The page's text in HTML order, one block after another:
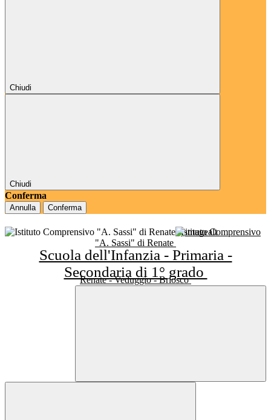
Chiudi
Chiudi
Conferma
Annulla Conferma
Istituto Comprensivo
"A. Sassi" di Renate
Scuola dell'Infanzia - Primaria -
Secondaria di 1° grado
Renate - Veduggio - Briosco